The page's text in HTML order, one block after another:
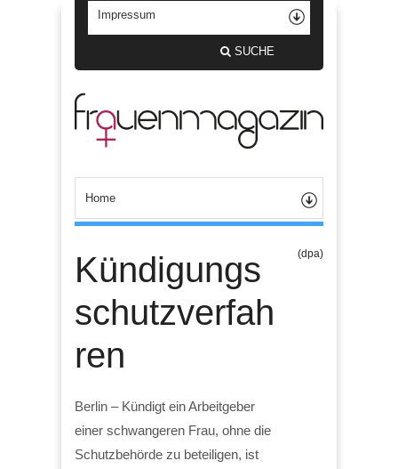
SUCHE
Kündigungs
schutzverfah
ren
(dpa)
Berlin – Kündigt ein Arbeitgeber
einer schwangeren Frau, ohne die
Schutzbehörde zu beteiligen, ist